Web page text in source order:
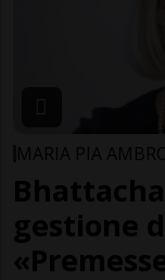
MARIA PIA
gestione